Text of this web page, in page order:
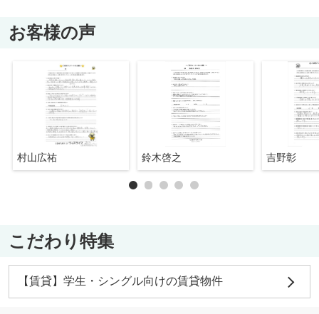
お客様の声
村山広祐 鈴木啓之 吉野彰
こだわり特集
【賃貸】学生・シングル向けの賃貸物件